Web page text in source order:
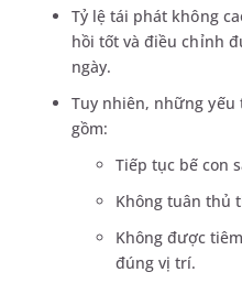
Tỷ lệ tái phát không
hồi tốt và điều chỉnh
ngày.
Tuy nhiên, những yếu
gồm:
Tiếp tục bế con
Không tuân thủ
Không được
đúng vị trí.